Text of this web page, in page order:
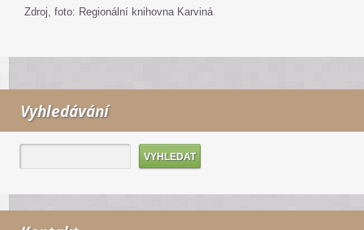
Zdroj, foto: Regionální knihovna Karviná
Vyhledávání